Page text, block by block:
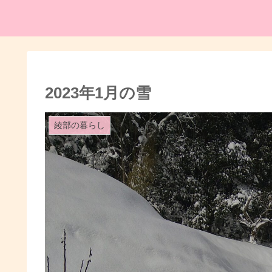
2023年1月の雪
綾部の暮らし